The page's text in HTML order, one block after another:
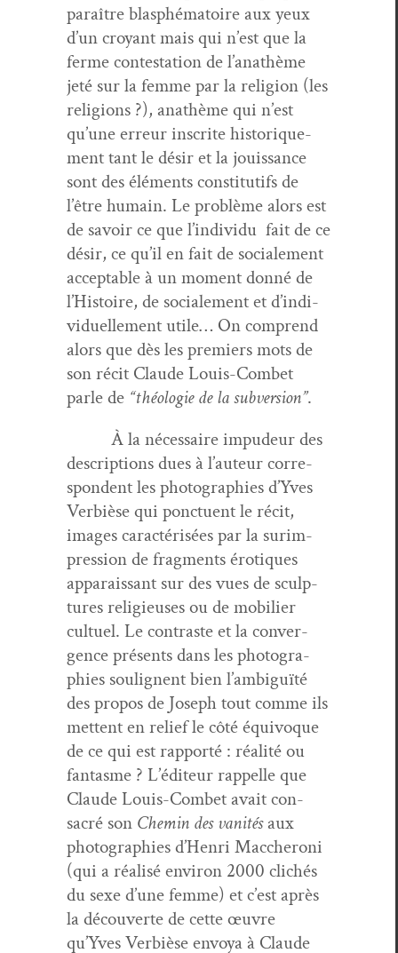
paraître blas­phé­ma­toire aux yeux
d’un croy­ant mais qui n’est que la
ferme con­tes­ta­tion de l’anathème
jeté sur la femme par la reli­gion (les
reli­gions ?), anathème qui n’est
qu’une erreur inscrite his­torique­
ment tant le désir et la jouis­sance
sont des élé­ments con­sti­tu­tifs de
l’être humain. Le prob­lème alors est
de savoir ce que l’in­di­vidu fait de ce
désir, ce qu’il en fait de sociale­ment
accept­able à un moment don­né de
l’His­toire, de sociale­ment et d’in­di­
vidu­elle­ment utile… On com­prend
alors que dès les pre­miers mots de
son réc­it Claude Louis-Com­bet
par­le de “théolo­gie de la sub­ver­sion”.
À la néces­saire impudeur des
descrip­tions dues à l’au­teur cor­re­
spon­dent les pho­togra­phies d’Yves
Ver­bièse qui ponctuent le réc­it,
images car­ac­térisées par la surim­
pres­sion de frag­ments éro­tiques
appa­rais­sant sur des vues de sculp­
tures religieuses ou de mobili­er
cultuel. Le con­traste et la con­ver­
gence présents dans les pho­togra­
phies soulig­nent bien l’am­biguïté
des pro­pos de Joseph tout comme ils
met­tent en relief le côté équiv­oque
de ce qui est rap­porté : réal­ité ou
fan­tasme ? L’édi­teur rap­pelle que
Claude Louis-Com­bet avait con­
sacré son Chemin des van­itésaux
pho­togra­phies d’Hen­ri Mac­cheroni
(qui a réal­isé env­i­ron 2000 clichés
du sexe d’une femme) et c’est après
la décou­verte de cette œuvre
qu’Yves Ver­bièse envoya à Claude